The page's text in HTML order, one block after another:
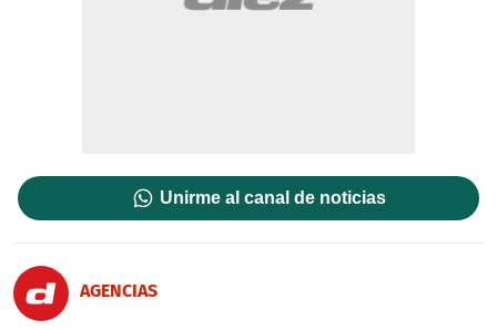
Unirme al canal de noticias
AGENCIAS